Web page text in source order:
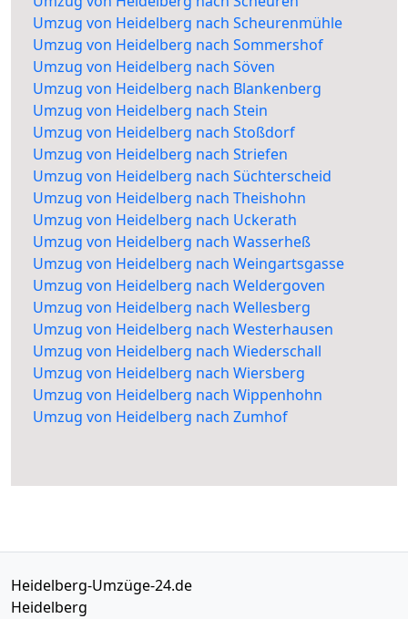
Umzug von Heidelberg nach Scheurenmühle
Umzug von Heidelberg nach Sommershof
Umzug von Heidelberg nach Söven
Umzug von Heidelberg nach Blankenberg
Umzug von Heidelberg nach Stein
Umzug von Heidelberg nach Stoßdorf
Umzug von Heidelberg nach Striefen
Umzug von Heidelberg nach Süchterscheid
Umzug von Heidelberg nach Theishohn
Umzug von Heidelberg nach Uckerath
Umzug von Heidelberg nach Wasserheß
Umzug von Heidelberg nach Weingartsgasse
Umzug von Heidelberg nach Weldergoven
Umzug von Heidelberg nach Wellesberg
Umzug von Heidelberg nach Westerhausen
Umzug von Heidelberg nach Wiederschall
Umzug von Heidelberg nach Wiersberg
Umzug von Heidelberg nach Wippenhohn
Umzug von Heidelberg nach Zumhof
Heidelberg-Umzüge-24.de
Heidelberg